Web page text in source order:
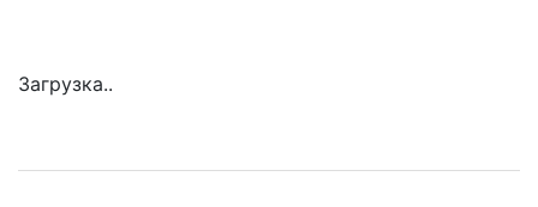
Загрузка..